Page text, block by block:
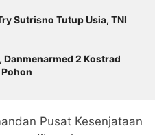
Sutrisno Tutup Usia, TNI
2 Kostrad
Pusat Kesenjataan